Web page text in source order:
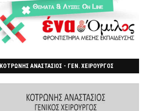
ΚΟΤΡΩΝΗΣ ΑΝΑΣΤΑΣΙΟΣ - ΓΕΝ. ΧΕΙΡΟΥΡΓΟΣ